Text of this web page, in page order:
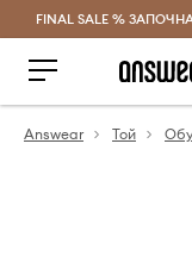
FINAL SALE %
Answear Той